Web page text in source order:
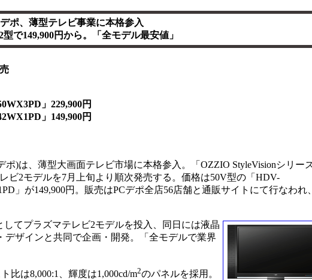
ポ、薄型テレビ事業に本格参入
型で149,900円から。「全モデル最安値」
」229,900円
」149,900円
ポ)は、薄型大画面テレビ市場に本格参入。「OZZIO StyleVisionシリーズ
ビ2モデルを7月上旬より順次発売する。価格は50V型の「HDV-
」が149,900円。販売はPCデポ全店56店舗と通販サイトにて行なわれ
てプラズマテレビ2モデルを投入、同日には液晶
ザインと共同で企画・開発。「全モデルで業界
比は8,000:1、輝度は1,000cd/m2のパネルを採用。